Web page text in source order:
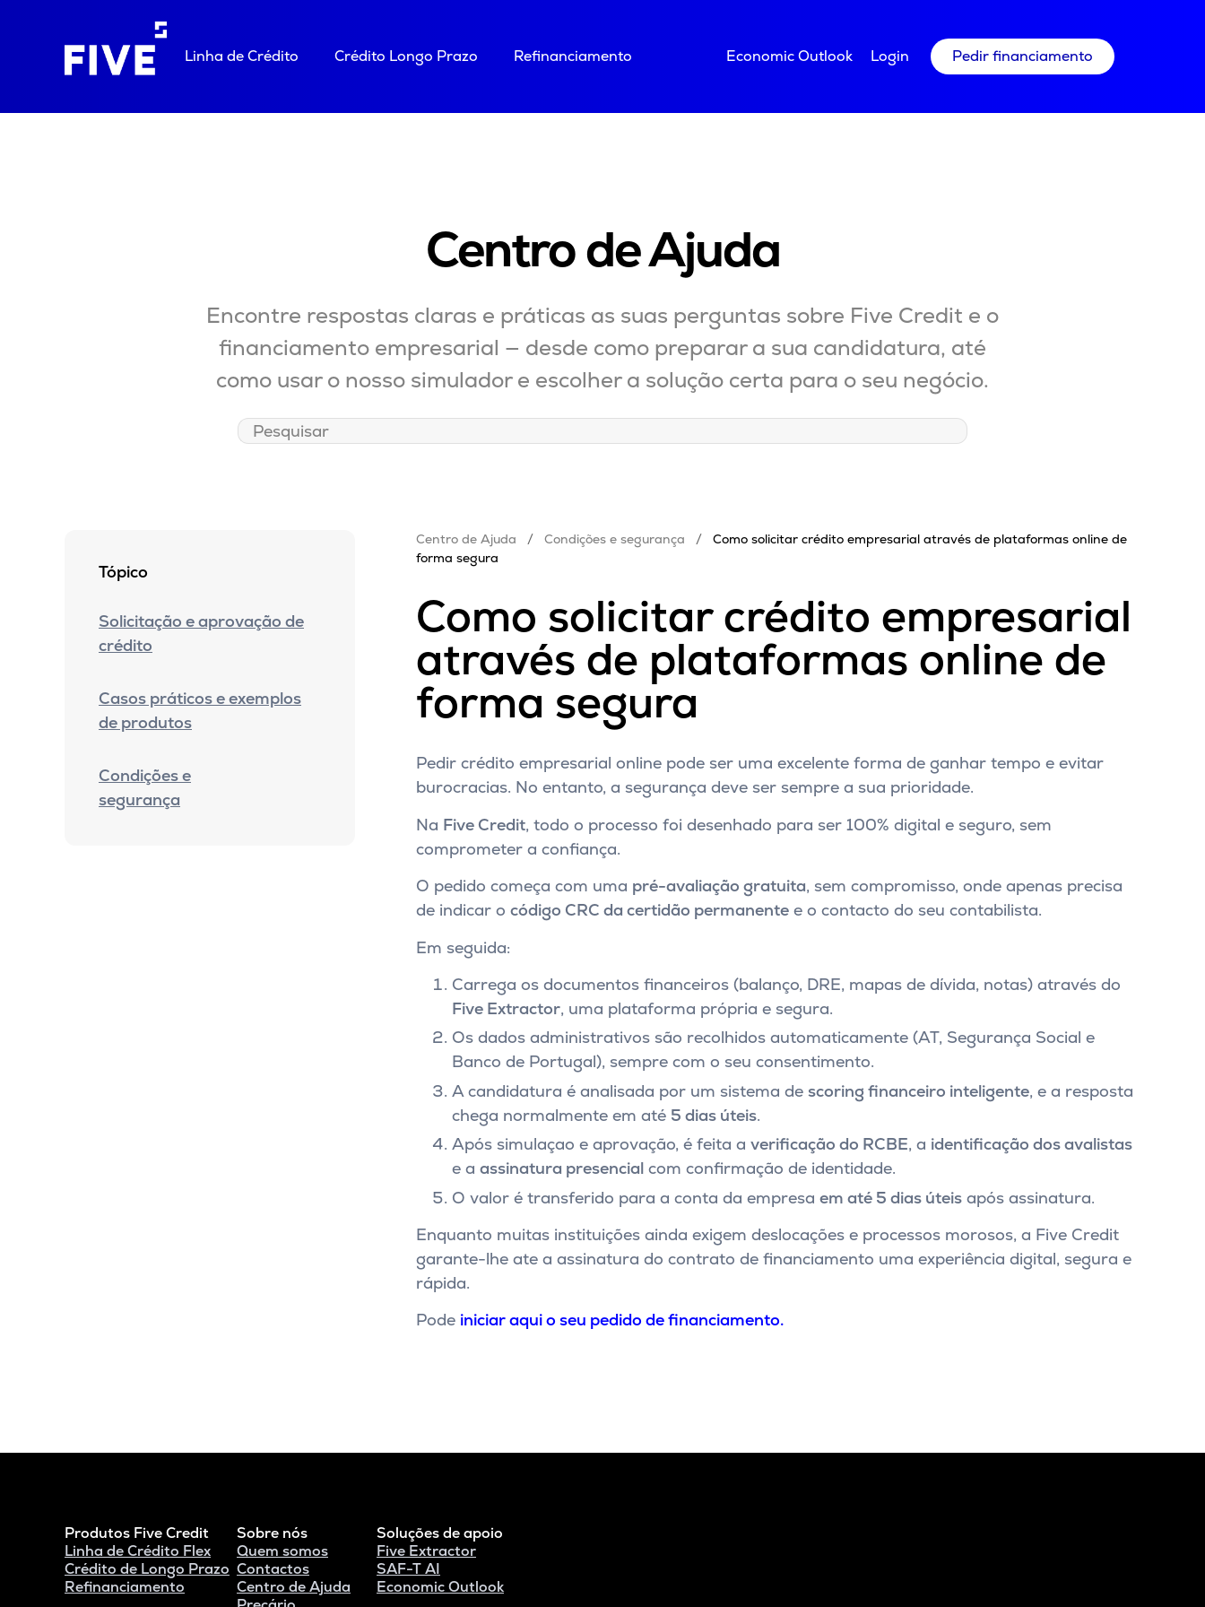
Linha de Crédito Crédito Longo Prazo Refinanciamento Economic Outlook Login Pedir financiamento
Centro de Ajuda
Encontre respostas claras e práticas as suas perguntas sobre Five Credit e o
financiamento empresarial — desde como preparar a sua candidatura, até
como usar o nosso simulador e escolher a solução certa para o seu negócio.
Tópico
Solicitação e aprovação de
crédito
Casos práticos e exemplos
de produtos
Condições e
segurança
Centro de Ajuda / Condições e segurança /
Como solicitar crédito empresarial através de plataformas online de
forma segura
Como solicitar crédito empresarial
através de plataformas online de
forma segura
Pedir crédito empresarial online pode ser uma excelente forma de ganhar tempo e evitar
burocracias. No entanto, a segurança deve ser sempre a sua prioridade.
Na Five Credit, todo o processo foi desenhado para ser 100% digital e seguro, sem
comprometer a confiança.
O pedido começa com uma pré-avaliação gratuita, sem compromisso, onde apenas precisa
de indicar o código CRC da certidão permanente e o contacto do seu contabilista.
Em seguida:
Carrega os documentos financeiros (balanço, DRE, mapas de dívida, notas) através do
Five Extractor, uma plataforma própria e segura.
Os dados administrativos são recolhidos automaticamente (AT, Segurança Social e
Banco de Portugal), sempre com o seu consentimento.
A candidatura é analisada por um sistema de scoring financeiro inteligente, e a resposta
chega normalmente em até 5 dias úteis.
Após simulaçao e aprovação, é feita a verificação do RCBE, a identificação dos avalistas
e a assinatura presencial com confirmação de identidade.
O valor é transferido para a conta da empresa em até 5 dias úteis após assinatura.
Enquanto muitas instituições ainda exigem deslocações e processos morosos, a Five Credit
garante-lhe ate a assinatura do contrato de financiamento uma experiência digital, segura e
rápida.
Pode iniciar aqui o seu pedido de financiamento.
Produtos Five Credit
Linha de Crédito Flex
Crédito de Longo Prazo
Refinanciamento
Sobre nós
Quem somos
Contactos
Centro de Ajuda
Soluções de apoio
Five Extractor
SAF-T AI
Economic Outlook